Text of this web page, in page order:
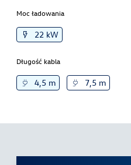
Moc ładowania
22 kW
Długość kabla
4,5 m 7,5 m